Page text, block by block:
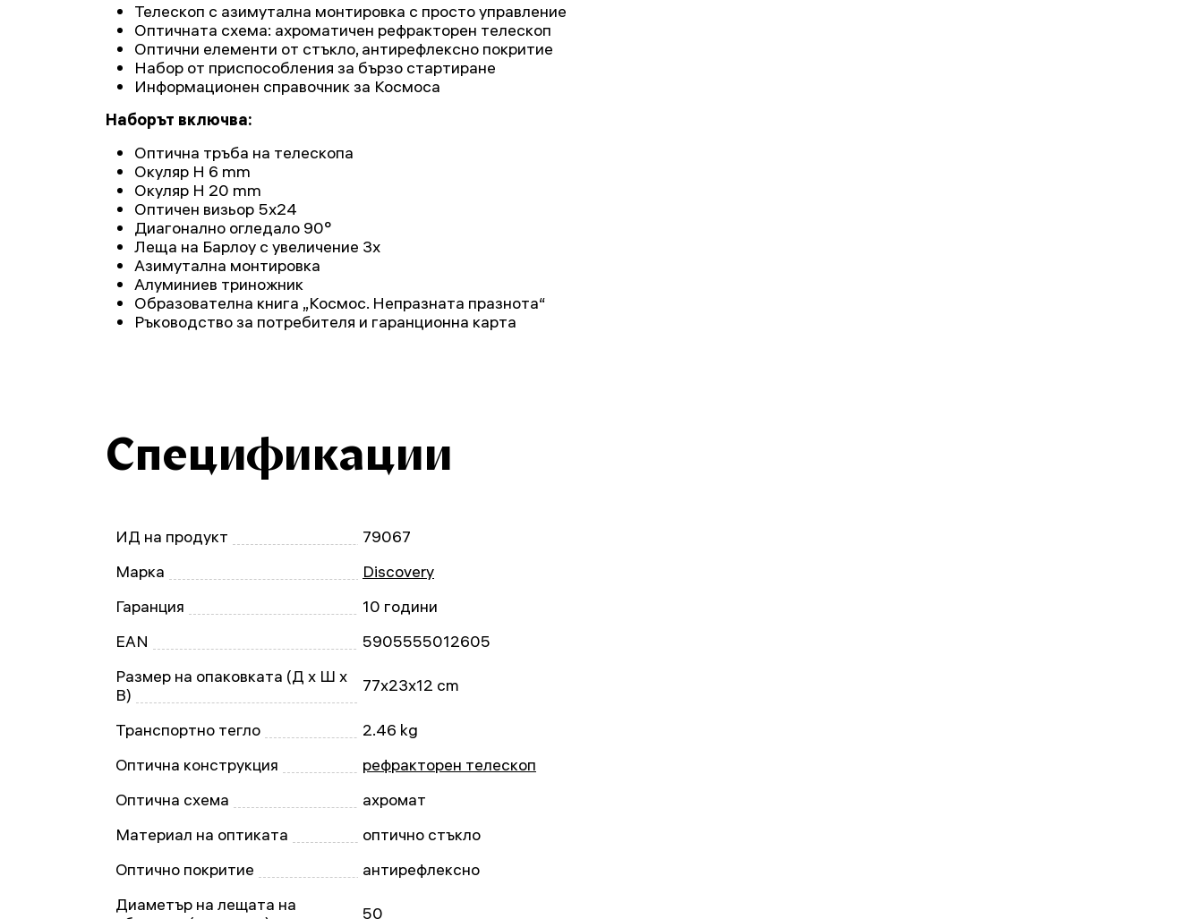
Телескоп с азимутална монтировка с просто управление
Оптичната схема: ахроматичен рефракторен телескоп
Оптични елементи от стъкло, антирефлексно покритие
Набор от приспособления за бързо стартиране
Информационен справочник за Космоса
Наборът включва:
Оптична тръба на телескопа
Окуляр H 6 mm
Окуляр H 20 mm
Оптичен визьор 5x24
Диагонално огледало 90°
Леща на Барлоу с увеличение 3x
Азимутална монтировка
Алуминиев триножник
Образователна книга „Космос. Непразната празнота“
Ръководство за потребителя и гаранционна карта
Спецификации
ИД на продукт
79067
Марка
Discovery
Гаранция
10 години
EAN
5905555012605
Размер на опаковката (Д x Ш x
В)
77x23x12 cm
Транспортно тегло
2.46 kg
Оптична конструкция
рефракторен телескоп
Оптична схема
ахромат
Материал на оптиката
оптично стъкло
Оптично покритие
антирефлексно
Диаметър на лещата на
50